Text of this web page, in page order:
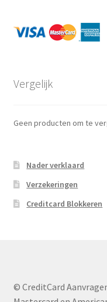
Vergelijk
Geen producten om te
Nader verklaard
Verzekeringen
Creditcard Blokkeren
© CreditCard